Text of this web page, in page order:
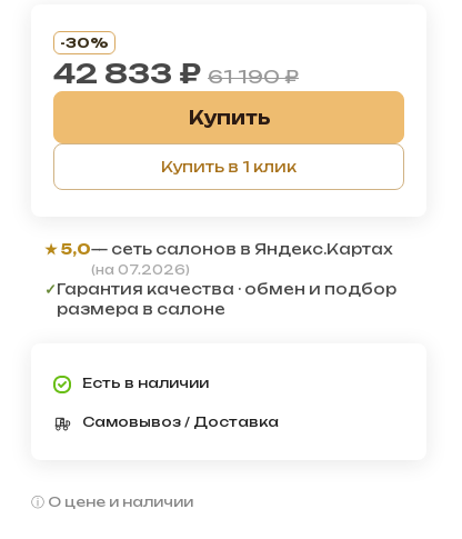
-30%
42 833 ₽ 61 190 ₽
Купить
Купить в 1 клик
★ 5,0— сеть салонов в Яндекс.Картах
(на 07.2026)
✓Гарантия качества · обмен и подбор
размера в салоне
Есть в наличии
Самовывоз / Доставка
О цене и наличии